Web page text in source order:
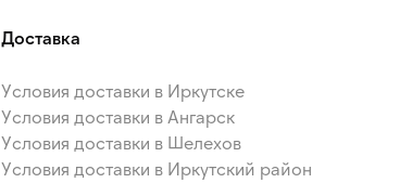
Доставка
Условия доставки в Иркутске
Условия доставки в Ангарск
Условия доставки в Шелехов
Условия доставки в Иркутский район